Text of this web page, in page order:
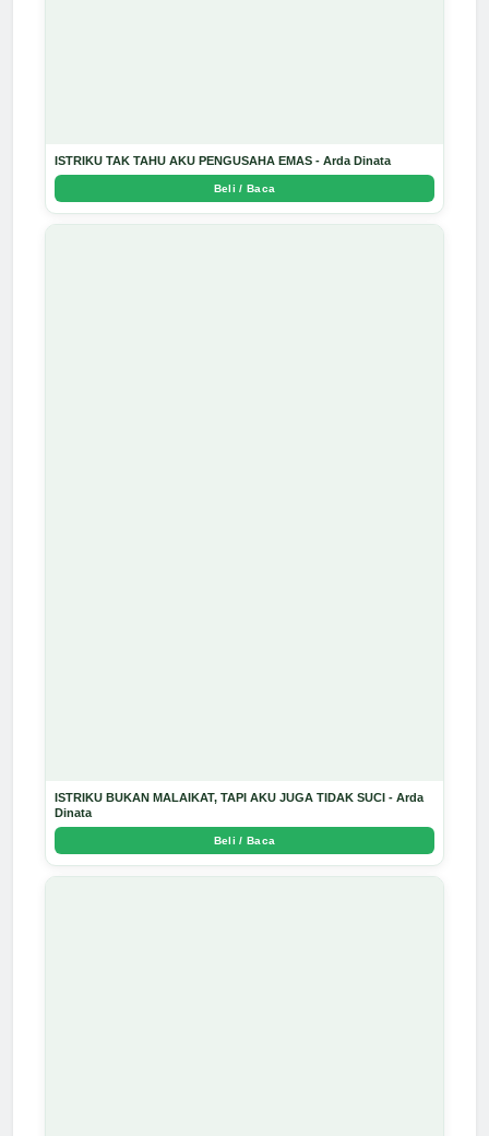
ISTRIKU TAK TAHU AKU PENGUSAHA EMAS - Arda Dinata
Beli / Baca
ISTRIKU BUKAN MALAIKAT, TAPI AKU JUGA TIDAK SUCI - Arda
Dinata
Beli / Baca